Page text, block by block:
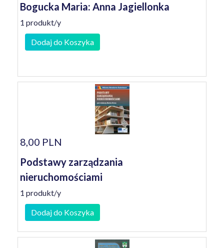
Bogucka Maria: Anna Jagiellonka
1 produkt/y
Dodaj do Koszyka
8,00 PLN
Podstawy zarządzania
nieruchomościami
1 produkt/y
Dodaj do Koszyka